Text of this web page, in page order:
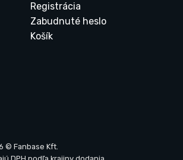
Registrácia
Zabudnuté heslo
Košík
© Fanbase Kft.